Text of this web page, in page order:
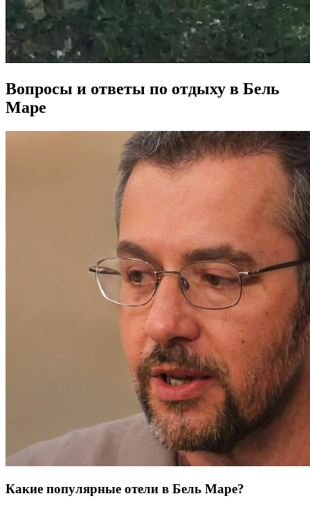
Вопросы и ответы по отдыху в Бель
Маре
Какие популярные отели в Бель Маре?